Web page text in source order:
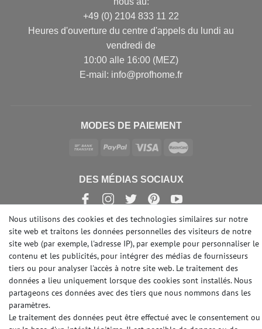
+49 (0) 2104 833 11 22
Heures d'ouverture du centre d'appels du lundi au
vendredi de
10:00 alle 16:00 (MEZ)
E-mail: info@profhome.fr
MODES DE PAIEMENT
DES MÉDIAS SOCIAUX
© Copyright 2026 | e-Delux GmbH
Nous utilisons des cookies et des technologies similaires sur notre
site web et traitons les données personnelles des visiteurs de notre
site web (par exemple, l'adresse IP), par exemple pour personnaliser le
contenu et les publicités, pour intégrer des médias de fournisseurs
tiers ou pour analyser l'accès à notre site web. Le traitement des
données a lieu uniquement lorsque des cookies sont installés. Nous
partageons ces données avec des tiers que nous nommons dans les
paramètres.
Le traitement des données peut être effectué avec le consentement ou